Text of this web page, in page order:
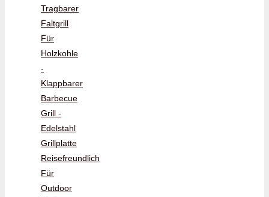
Tragbarer
Faltgrill
Für
Holzkohle
-
Klappbarer
Barbecue
Grill -
Edelstahl
Grillplatte
Reisefreundlich
Für
Outdoor